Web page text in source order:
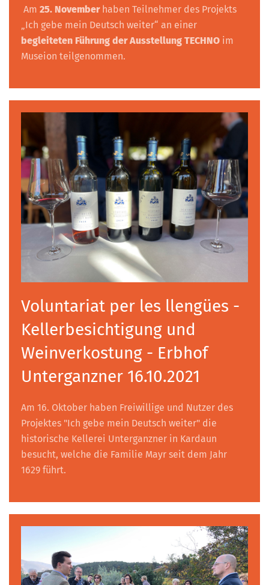
Am 25. Novemberhaben Teilnehmer des Projekts
„Ich gebe mein Deutsch weiter“ an einer
begleiteten Führung der Ausstellung TECHNO im
Museion teilgenommen.
Voluntariat per les llengües -
Kellerbesichtigung und
Weinverkostung - Erbhof
Unterganzner 16.10.2021
Am 16. Oktober haben Freiwillige und Nutzer des
Projektes "Ich gebe mein Deutsch weiter" die
historische Kellerei Unterganzner in Kardaun
besucht, welche die Familie Mayr seit dem Jahr
1629 führt.